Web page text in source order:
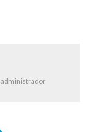
administrador